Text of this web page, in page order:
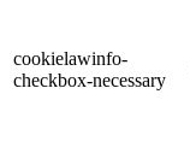
cookielawinfo-
checkbox-necessary